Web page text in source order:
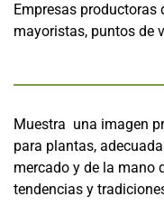
Empresas
mayoristas, puntos de
Muestra una imagen
para plantas,
mercado y de la mano
tendencias y